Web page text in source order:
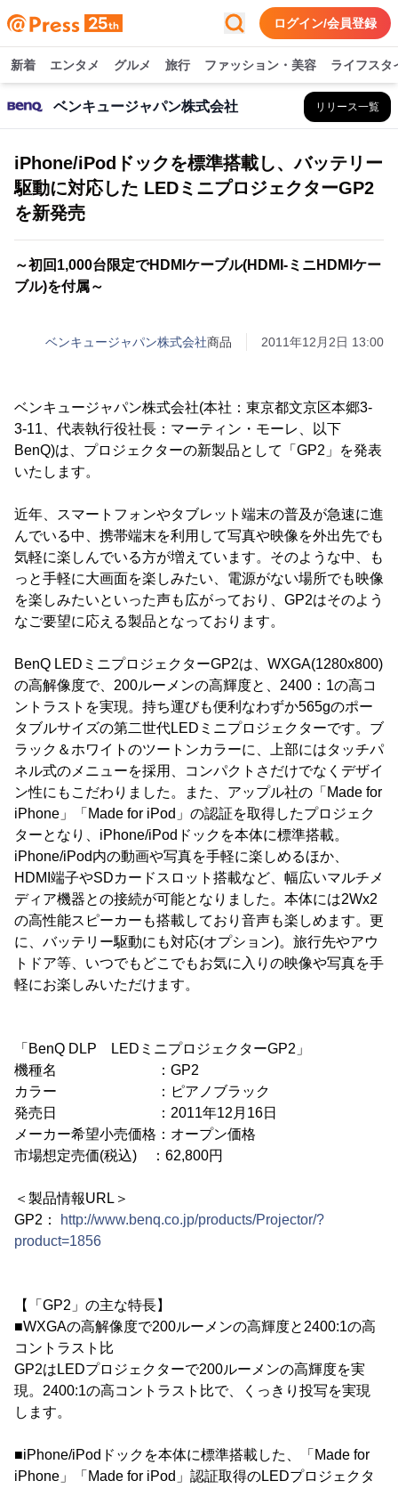
ログイン/会員登録
新着 エンタメ グルメ 旅行 ファッション・美容 ライフスタ
ベンキュージャパン株式会社 リリース一覧
iPhone/iPodドックを標準搭載し、バッテリー
駆動に対応した LEDミニプロジェクターGP2
を新発売
～初回1,000台限定でHDMIケーブル(HDMI-ミニHDMIケー
ブル)を付属～
ベンキュージャパン株式会社商品 2011年12月2日 13:00
ベンキュージャパン株式会社(本社：東京都文京区本郷3-
3-11、代表執行役社長：マーティン・モーレ、以下
BenQ)は、プロジェクターの新製品として「GP2」を発表
いたします。
近年、スマートフォンやタブレット端末の普及が急速に進
んでいる中、携帯端末を利用して写真や映像を外出先でも
気軽に楽しんでいる方が増えています。そのような中、も
っと手軽に大画面を楽しみたい、電源がない場所でも映像
を楽しみたいといった声も広がっており、GP2はそのよう
なご要望に応える製品となっております。
BenQ LEDミニプロジェクターGP2は、WXGA(1280x800)
の高解像度で、200ルーメンの高輝度と、2400：1の高コ
ントラストを実現。持ち運びも便利なわずか565gのポー
タブルサイズの第二世代LEDミニプロジェクターです。ブ
ラック＆ホワイトのツートンカラーに、上部にはタッチパ
ネル式のメニューを採用、コンパクトさだけでなくデザイ
ン性にもこだわりました。また、アップル社の「Made for
iPhone」「Made for iPod」の認証を取得したプロジェク
ターとなり、iPhone/iPodドックを本体に標準搭載。
iPhone/iPod内の動画や写真を手軽に楽しめるほか、
HDMI端子やSDカードスロット搭載など、幅広いマルチメ
ディア機器との接続が可能となりました。本体には2Wx2
の高性能スピーカーも搭載しており音声も楽しめます。更
に、バッテリー駆動にも対応(オプション)。旅行先やアウ
トドア等、いつでもどこでもお気に入りの映像や写真を手
軽にお楽しみいただけます。
「BenQ DLP LEDミニプロジェクターGP2」
機種名 ：GP2
カラー ：ピアノブラック
発売日 ：2011年12月16日
メーカー希望小売価格：オープン価格
市場想定売価(税込) ：62,800円
＜製品情報URL＞
GP2：
http://www.benq.co.jp/products/Projector/?
product=1856
【「GP2」の主な特長】
■WXGAの高解像度で200ルーメンの高輝度と2400:1の高
コントラスト比
GP2はLEDプロジェクターで200ルーメンの高輝度を実
現。2400:1の高コントラスト比で、くっきり投写を実現
します。
■iPhone/iPodドックを本体に標準搭載した、「Made for
iPhone」「Made for iPod」認証取得のLEDプロジェクタ